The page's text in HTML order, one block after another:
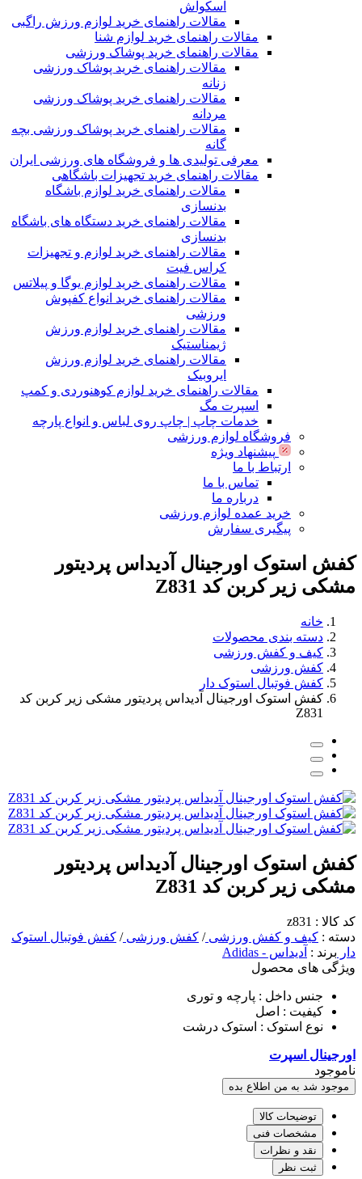
اسکواش
مقالات راهنمای خرید لوازم ورزش راگبی
مقالات راهنمای خرید لوازم شنا
مقالات راهنمای خرید پوشاک ورزشی
مقالات راهنمای خرید پوشاک ورزشی
زنانه
مقالات راهنمای خرید پوشاک ورزشی
مردانه
مقالات راهنمای خرید پوشاک ورزشی بچه
گانه
معرفی تولیدی ها و فروشگاه های ورزشی ایران
مقالات راهنمای خرید تجهیزات باشگاهی
مقالات راهنمای خرید لوازم باشگاه
بدنسازی
مقالات راهنمای خرید دستگاه های باشگاه
بدنسازی
مقالات راهنمای خرید لوازم و تجهیزات
کراس فیت
مقالات راهنمای خرید لوازم یوگا و پیلاتس
مقالات راهنمای خرید انواع کفپوش
ورزشی
مقالات راهنمای خرید لوازم ورزش
ژیمناستیک
مقالات راهنمای خرید لوازم ورزش
ایروبیک
مقالات راهنمای خرید لوازم کوهنوردی و کمپ
اسپرت مگ
خدمات چاپ | چاپ روی لباس و انواع پارچه
فروشگاه لوازم ورزشی
پیشنهاد ویژه
ارتباط با ما
تماس با ما
درباره ما
خرید عمده لوازم ورزشی
پیگیری سفارش
کفش استوک اورجینال آدیداس پردیتور
مشکی زیر کربن کد Z831
خانه
دسته بندی محصولات
کیف و کفش ورزشی
کفش ورزشی
کفش فوتبال استوک دار
کفش استوک اورجینال آدیداس پردیتور مشکی زیر کربن کد
Z831
کفش استوک اورجینال آدیداس پردیتور
مشکی زیر کربن کد Z831
کد کالا : z831
دسته : کیف و کفش ورزشی/ کفش ورزشی/ کفش فوتبال استوک
دار برند : آدیداس - Adidas
ویژگی های محصول
جنس داخل : پارچه و توری
کیفیت : اصل
نوع استوک : استوک درشت
اورجینال اسپرت
ناموجود
موجود شد به من اطلاع بده
توضیحات کالا
مشخصات فنی
نقد و نظرات
ثبت نظر